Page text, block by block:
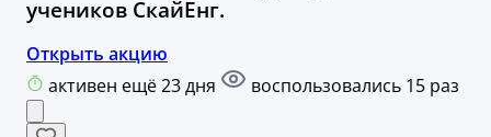
учеников СкайЕнг.
Открыть акцию
активен ещё 23 дня
воспользовались 15 раз